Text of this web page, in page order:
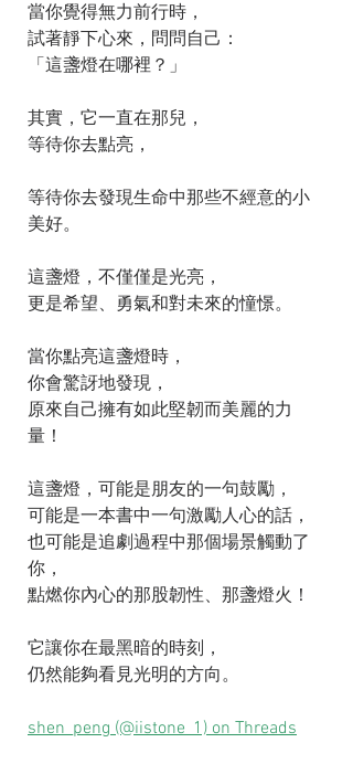
當你覺得無力前行時，
試著靜下心來，問問自己：
「這盞燈在哪裡？」
其實，它一直在那兒，
等待你去點亮，
等待你去發現生命中那些不經意的小
美好。
這盞燈，不僅僅是光亮，
更是希望、勇氣和對未來的憧憬。
當你點亮這盞燈時，
你會驚訝地發現，
原來自己擁有如此堅韌而美麗的力
量！
這盞燈，可能是朋友的一句鼓勵，
可能是一本書中一句激勵人心的話，
也可能是追劇過程中那個場景觸動了
你，
點燃你內心的那股韌性、那盞燈火！
它讓你在最黑暗的時刻，
仍然能夠看見光明的方向。
shen_peng (@iistone_1) on Threads